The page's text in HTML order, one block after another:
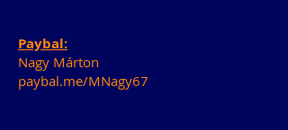
Paybal:
Nagy Márton
paybal.me/MNagy67